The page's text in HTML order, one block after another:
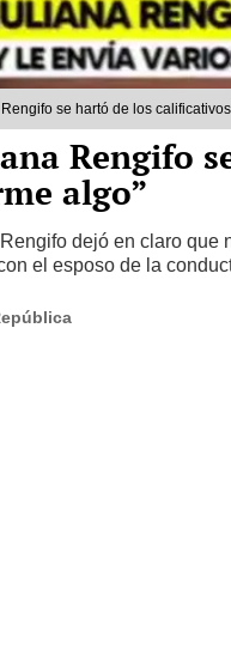
se hartó de los
Rengifo
algo”
dejó en claro que
el esposo de la